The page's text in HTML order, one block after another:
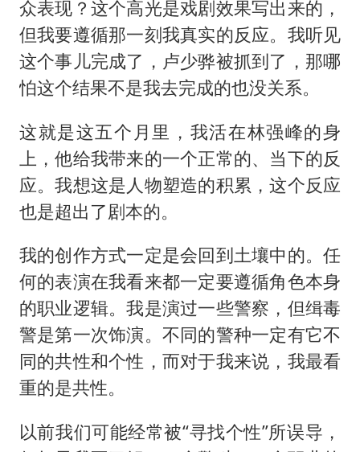
众表现？这个高光是戏剧效果写出来的，
但我要遵循那一刻我真实的反应。我听见
这个事儿完成了，卢少骅被抓到了，那哪
怕这个结果不是我去完成的也没关系。
这就是这五个月里，我活在林强峰的身
上，他给我带来的一个正常的、当下的反
应。我想这是人物塑造的积累，这个反应
也是超出了剧本的。
我的创作方式一定是会回到土壤中的。任
何的表演在我看来都一定要遵循角色本身
的职业逻辑。我是演过一些警察，但缉毒
警是第一次饰演。不同的警种一定有它不
同的共性和个性，而对于我来说，我最看
重的是共性。
以前我们可能经常被“寻找个性”所误导，